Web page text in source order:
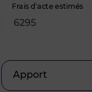
Frais d’acte estimés
Apport